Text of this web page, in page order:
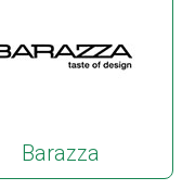
Barazza